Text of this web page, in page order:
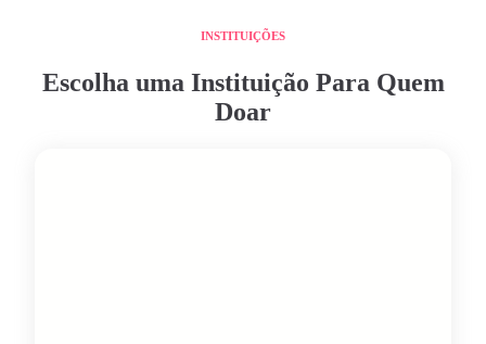
INSTITUIÇÕES
Escolha uma Instituição Para Quem
Doar